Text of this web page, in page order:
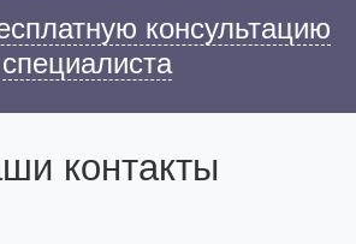
консультацию
специалиста
контакты